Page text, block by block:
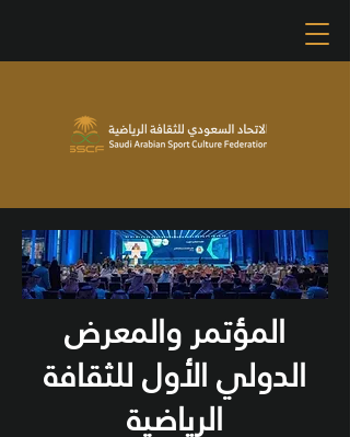
المؤتمر والمعرض
الدولي الأول للثقافة
الرياضية